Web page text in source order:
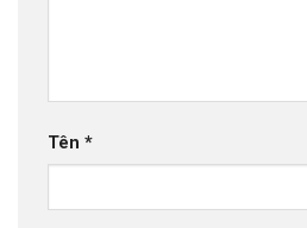
Tên *